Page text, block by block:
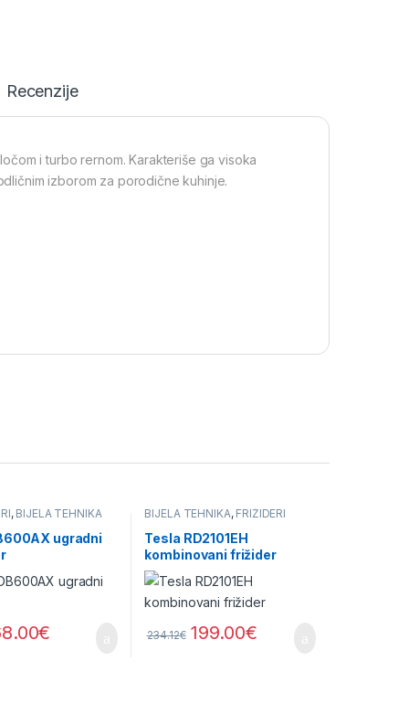
Recenzije
i turbo rernom. Karakteriše ga visoka
izborom za porodične kuhinje.
, BIJELA TEHNIKA
ugradni
€
BIJELA TEHNIKA, FRIŽIDERI
Tesla RD2101EH
kombinovani frižider
234.12€ 199.00€